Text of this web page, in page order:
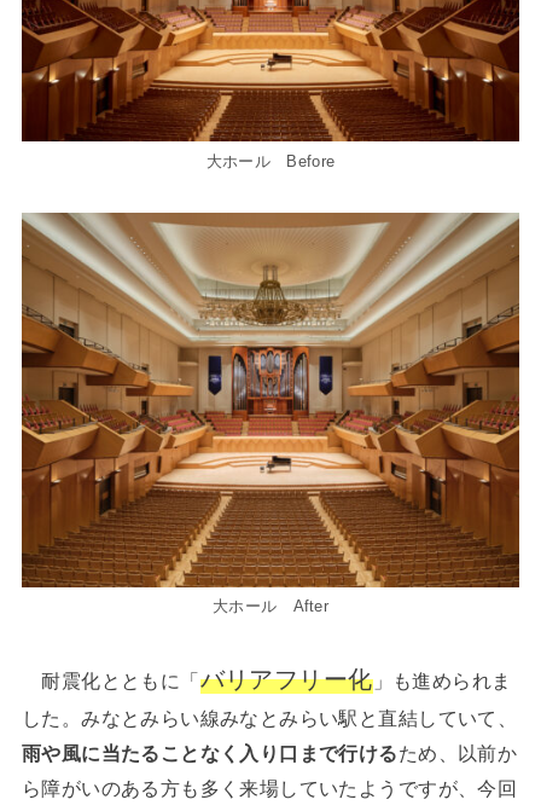
大ホール Before
大ホール After
耐震化とともに「バリアフリー化」も進められま
した。みなとみらい線みなとみらい駅と直結していて、
雨や風に当たることなく入り口まで行けるため、以前か
ら障がいのある方も多く来場していたようですが、今回